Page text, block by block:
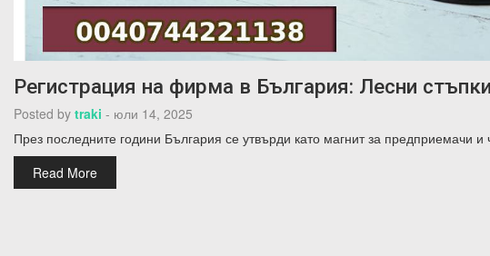
Регистрация на фирма в България: Лесни
Posted by traki - юли 14, 2025
През последните години България се утвърди като магнит за предприемачи
Read More